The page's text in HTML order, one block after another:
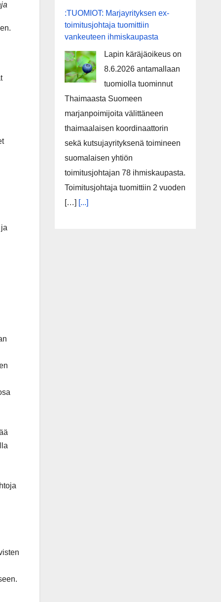
:TUOMIOT: Marjayrityksen ex-
toimitusjohtaja tuomittiin
vankeuteen ihmiskaupasta
Lapin käräjäoikeus on
8.6.2026 antamallaan
tuomiolla tuominnut
Thaimaasta Suomeen
marjanpoimijoita välittäneen
thaimaalaisen koordinaattorin
sekä kutsujayrityksenä toimineen
suomalaisen yhtiön
toimitusjohtajan 78 ihmiskaupasta.
Toimitusjohtaja tuomittiin 2 vuoden
[…] [...]